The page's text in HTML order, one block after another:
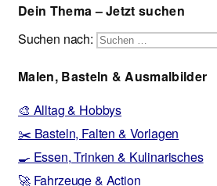
Dein Thema – Jetzt suchen
Suchen nach:
Malen, Basteln & Ausmalbilder
🎨 Alltag & Hobbys
✂️ Basteln, Falten & Vorlagen
🍳 Essen, Trinken & Kulinarisches
🚀 Fahrzeuge & Action